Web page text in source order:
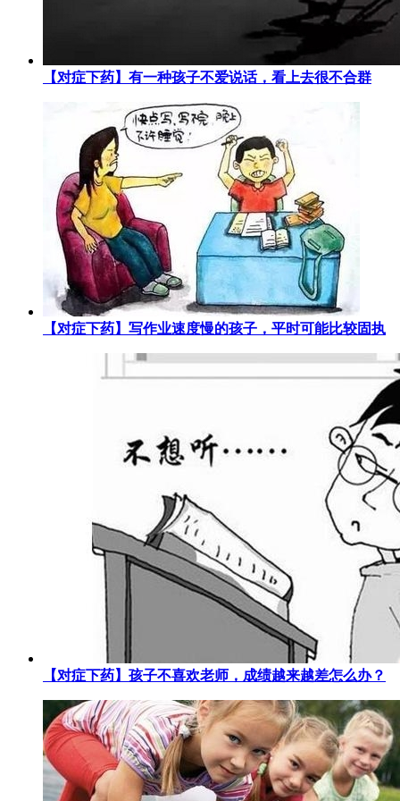
【对症下药】有一种孩子不爱说话，看上去很不合群
【对症下药】写作业速度慢的孩子，平时可能比较固执
【对症下药】孩子不喜欢老师，成绩越来越差怎么办？